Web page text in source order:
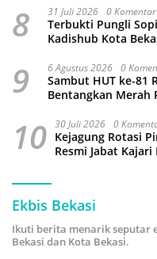
8 31 Juli 2026 0 Komentar
Terbukti Pungli
Kadishub Kota
9 6 Agustus 2026 0
Sambut HUT ke-81
Bentangkan Merah
10 30 Juli 2026 0
Kejagung Rotasi
Resmi Jabat Kajari
Ekbis Bekasi
Ikuti berita menarik seputar
Bekasi dan Kota Bekasi.